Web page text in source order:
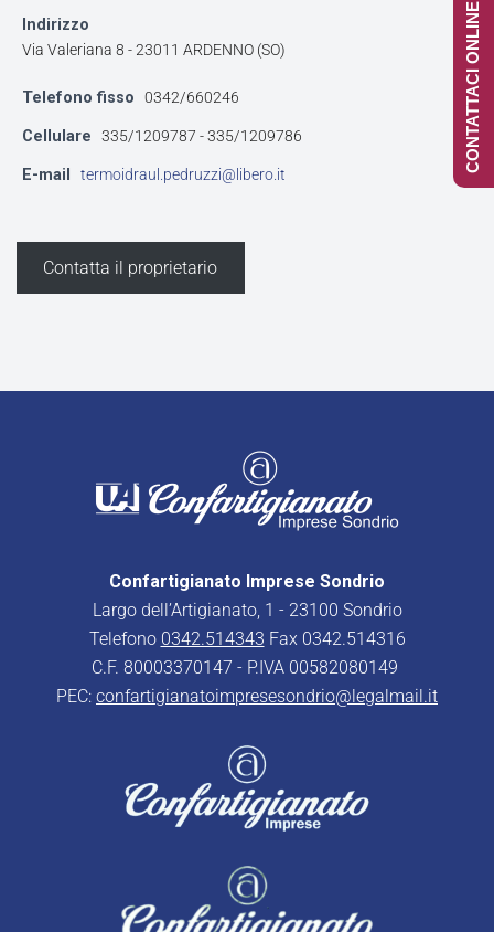
Indirizzo
Via Valeriana 8 - 23011 ARDENNO (SO)
Telefono fisso 0342/660246
Cellulare 335/1209787 - 335/1209786
E-mail termoidraul.pedruzzi@libero.it
Contatta il proprietario
Confartigianato Imprese Sondrio
Largo dell’Artigianato, 1 - 23100 Sondrio
Telefono 0342.514343 Fax 0342.514316
C.F. 80003370147 - P.IVA 00582080149
PEC: confartigianatoimpresesondrio@legalmail.it
CONTATTACI ONLINE